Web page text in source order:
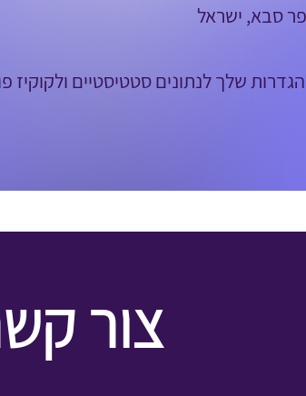
סבא, ישראל
שלך לנתונים סטטיסטיים ולקוקיז
צור